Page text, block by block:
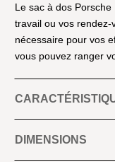
Le sac à dos
travail ou vos
nécessaire pour vos
vous pouvez ranger
DIMENSIONS